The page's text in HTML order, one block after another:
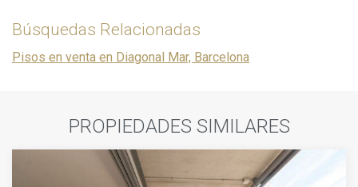
Búsquedas Relacionadas
Pisos en venta en Diagonal Mar, Barcelona
PROPIEDADES SIMILARES